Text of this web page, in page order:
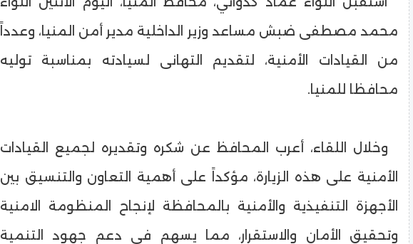
محمد مصطفى ضبش مساعد وزير الداخلية مدير أمن المنيا، وعدداً
من القيادات الأمنية، لتقديم التهانى لسيادته بمناسبة توليه
محافظا للمنيا.
وخلال اللقاء، أعرب المحافظ عن شكره وتقديره لجميع القيادات
الأمنية على هذه الزيارة، مؤكداً على أهمية التعاون والتنسيق بين
الأجهزة التنفيذية والأمنية بالمحافظة لإنجاح المنظومة الامنية
وتحقيق الأمان والاستقرار، مما يسهم فى دعم جهود التنمية